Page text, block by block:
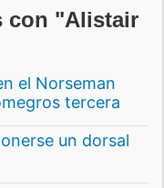
con "Alistair
el Norseman
tercera
un dorsal